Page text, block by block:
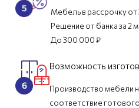
Мебель в рассрочку от
Решение от банка за 2
До 300 000 ₽
Возможность
Производство мебели
соответствие